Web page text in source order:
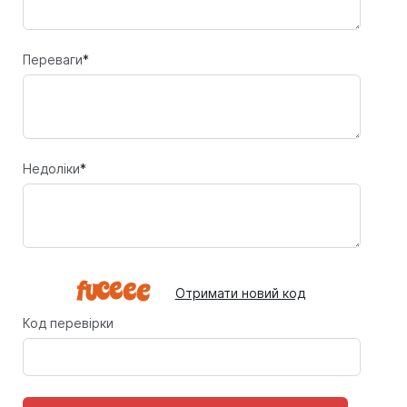
Переваги*
Недоліки*
Отримати новий код
Код перевірки